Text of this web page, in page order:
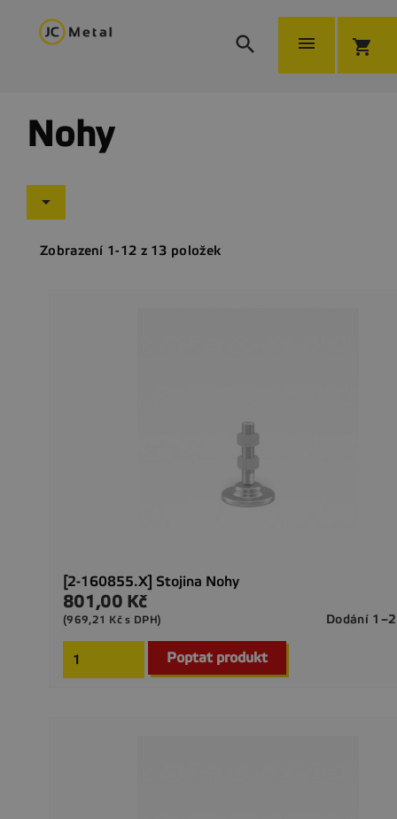
  shopping_cart
Nohy

Zobrazení 1-12 z 13 položek
[2-160855.X] Stojina Nohy
Cena
801,00 Kč
Dodání
(969,21 Kč s DPH)
Poptat produkt